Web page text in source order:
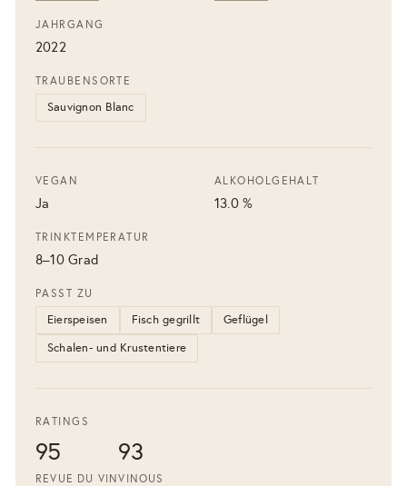
JAHRGANG
2022
TRAUBENSORTE
Sauvignon Blanc
VEGAN
Ja
ALKOHOLGEHALT
13.0 %
TRINKTEMPERATUR
8–10 Grad
PASST ZU
Eierspeisen Fisch gegrillt
Geflügel
Schalen- und Krustentiere
RATINGS
95
REVUE DU VIN
93
VINOUS